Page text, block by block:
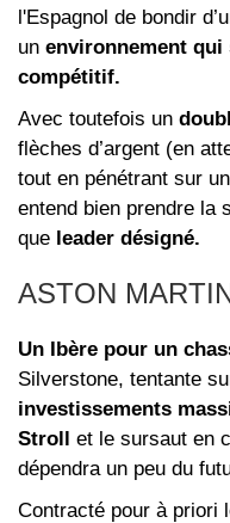
l'Espagnol de bondir
un environnement qui
compétitif.
Avec toutefois un
flèches d’argent (en
tout en pénétrant sur
entend bien prendre la
que leader désigné.
ASTON
Un Ibère pour un
Silverstone, tentante
investissements
Stroll et le sursaut en
dépendra un peu du
Contracté pour à priori